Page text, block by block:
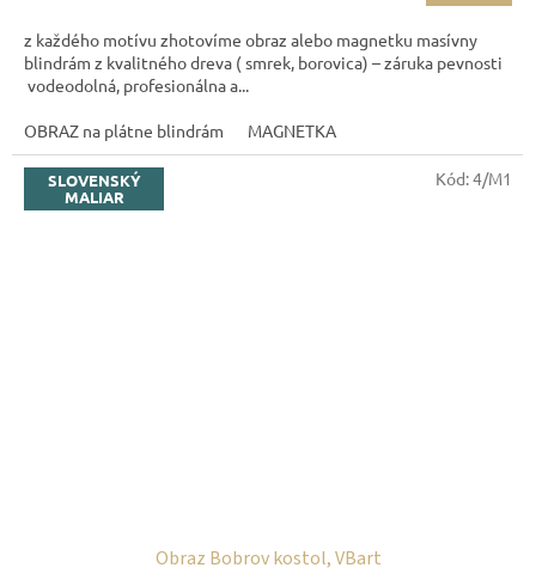
z každého motívu zhotovíme obraz alebo magnetku masívny
blindrám z kvalitného dreva ( smrek, borovica) – záruka pevnosti
vodeodolná, profesionálna a...
OBRAZ na plátne blindrám MAGNETKA
SLOVENSKÝ
MALIAR
Obraz Bobrov kostol, VBart
Kód:4/M1